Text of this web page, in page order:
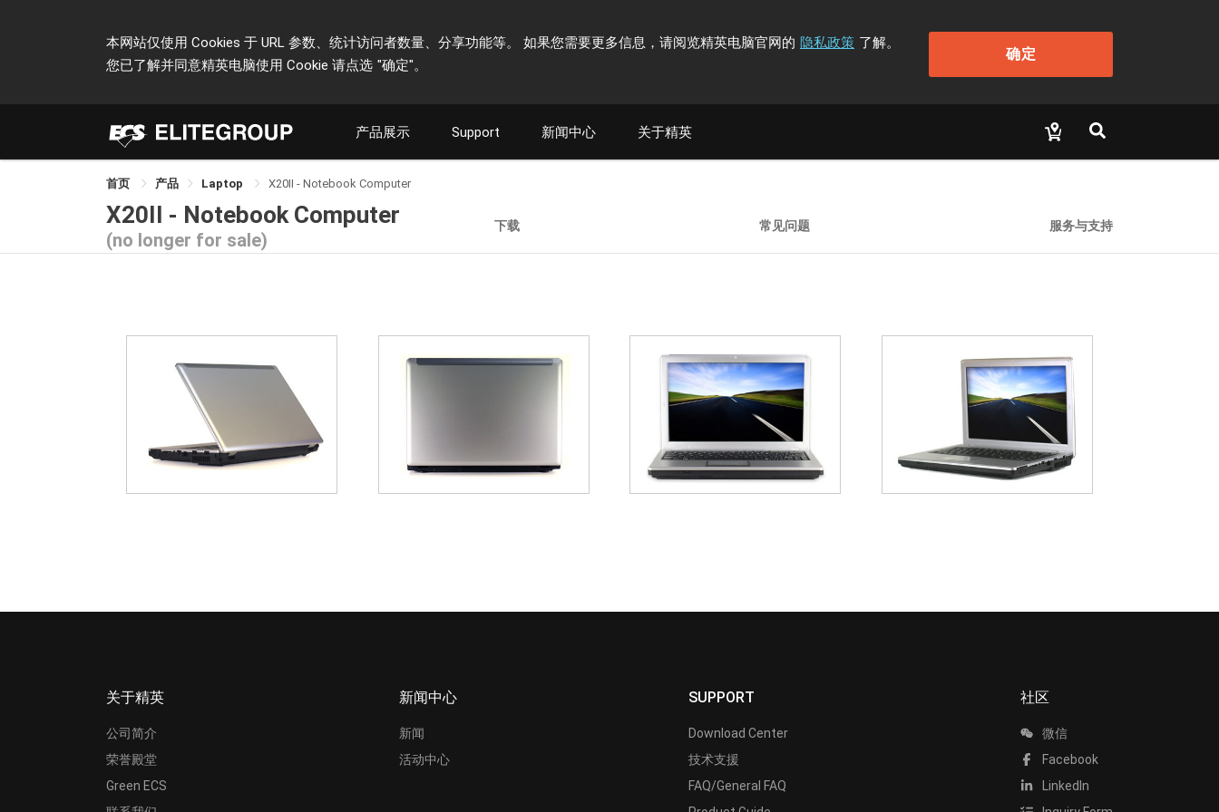
本网站仅使用 Cookies 于 URL 参数、统计访问者数量、分享功能等。 如果您需要更多信息，请阅览精英电脑官网的 隐私政策 了解。
您已了解并同意精英电脑使用 Cookie 请点选 "确定"。
确定
产品展示 Support 新闻中心 关于精英
首页 产品 Laptop X20II - Notebook Computer
X20II - Notebook Computer
(no longer for sale)
下载 常见问题 服务与支持
关于精英
公司简介
荣誉殿堂
Green ECS
新闻中心
新闻
活动中心
SUPPORT
Download Center
技术支援
FAQ/General FAQ
社区
微信
Facebook
LinkedIn